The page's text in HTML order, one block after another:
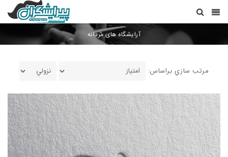
آرایشگاه های مردانه
مرتب سازي براساس: